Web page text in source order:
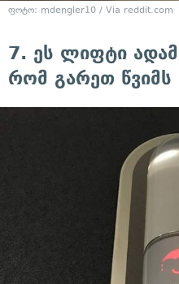
ფოტო: mdengler10 / Via reddit.com
7. ეს ლიფტი
რომ გარეთ წვიმს